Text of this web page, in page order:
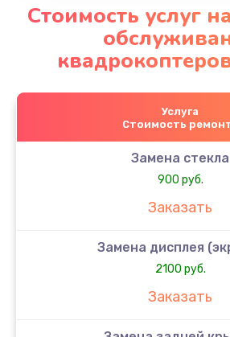
Стоимость услуг
Услуга
Стоимость
Замена стекла
900 руб.
Заказать
Замена дисплея
2100 руб.
Заказать